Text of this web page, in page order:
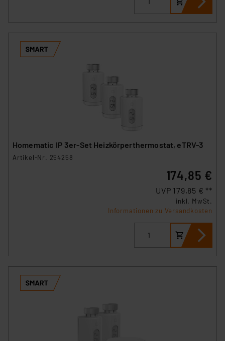
Homematic IP 3er-Set Heizkörperthermostat, eTRV-3
Artikel-Nr. 254258
174,85 €
UVP 179,85 € **
inkl. MwSt.
Informationen zu Versandkosten